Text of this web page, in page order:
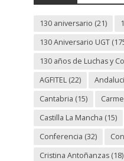
130 aniversario (21)
130 Aniversario UGT
130 años de Luchas y
AGFITEL(22)
Cantabria (15)
Castilla La Mancha (15)
Conferencia (32)
Cristina Antoñanzas(18)